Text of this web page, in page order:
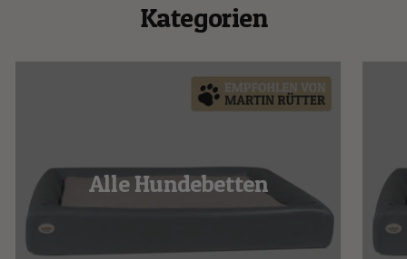
Kategorien
Alle Hundebetten